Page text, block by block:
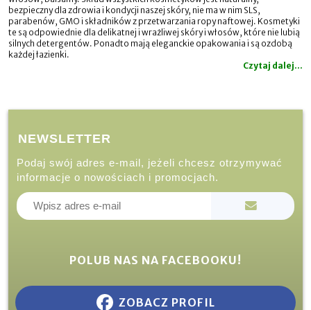
bezpieczny dla zdrowia i kondycji naszej skóry, nie ma w nim SLS,
parabenów, GMO i składników z przetwarzania ropy naftowej. Kosmetyki
te są odpowiednie dla delikatnej i wrażliwej skóry i włosów, które nie lubią
silnych detergentów. Ponadto mają eleganckie opakowania i są ozdobą
każdej łazienki.
Czytaj dalej...
NEWSLETTER
Podaj swój adres e-mail, jeżeli chcesz otrzymywać
informacje o nowościach i promocjach.
POLUB NAS NA FACEBOOKU!
ZOBACZ PROFIL